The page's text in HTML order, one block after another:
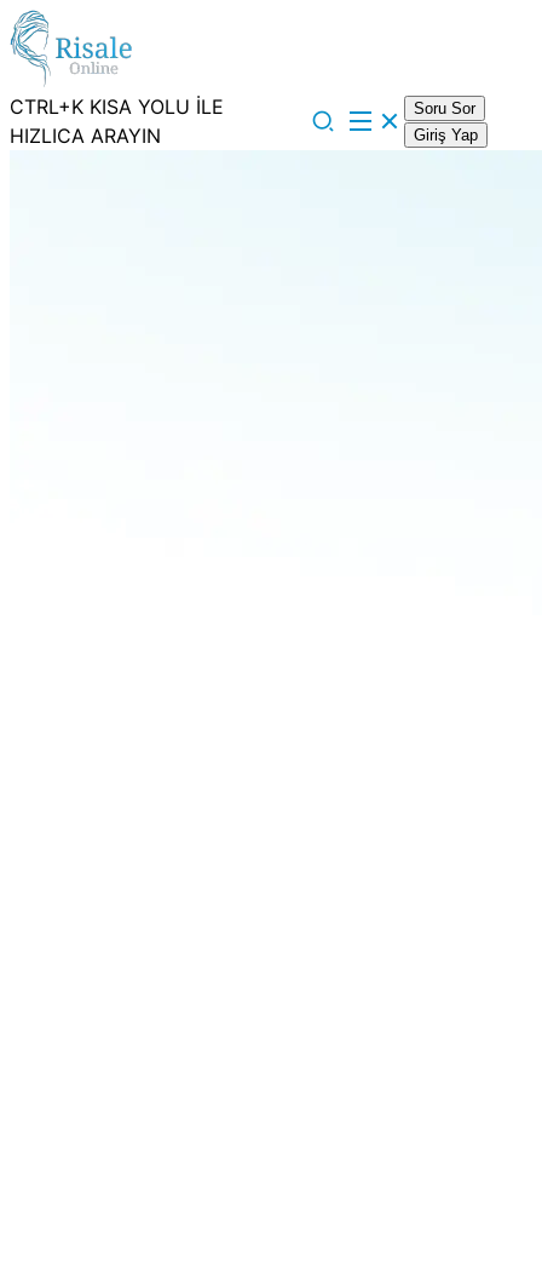
CTRL+K KISA YOLU İLE
HIZLICA ARAYIN
Soru Sor
Giriş Yap